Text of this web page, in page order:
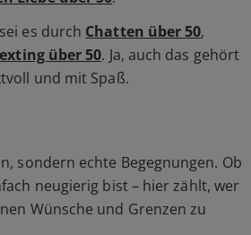
es durch Chatten über 50,
über 50. Ja, auch das gehört
und mit Spaß.
sondern echte Begegnungen. Ob
neugierig bist – hier zählt, wer
Wünsche und Grenzen zu